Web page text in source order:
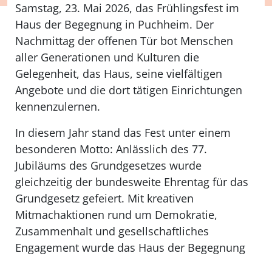
Samstag, 23. Mai 2026, das Frühlingsfest im
Haus der Begegnung in Puchheim. Der
Nachmittag der offenen Tür bot Menschen
aller Generationen und Kulturen die
Gelegenheit, das Haus, seine vielfältigen
Angebote und die dort tätigen Einrichtungen
kennenzulernen.
In diesem Jahr stand das Fest unter einem
besonderen Motto: Anlässlich des 77.
Jubiläums des Grundgesetzes wurde
gleichzeitig der bundesweite Ehrentag für das
Grundgesetz gefeiert. Mit kreativen
Mitmachaktionen rund um Demokratie,
Zusammenhalt und gesellschaftliches
Engagement wurde das Haus der Begegnung